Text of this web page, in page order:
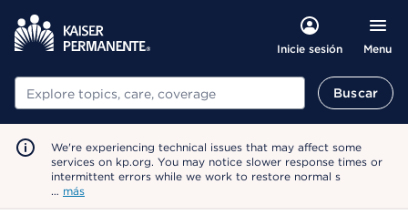
Inicie sesión Menu
Buscar Buscar
We're experiencing technical issues that may affect some
services on kp.org. You may notice slower response times or
intermittent errors while we work to restore normal s
… más